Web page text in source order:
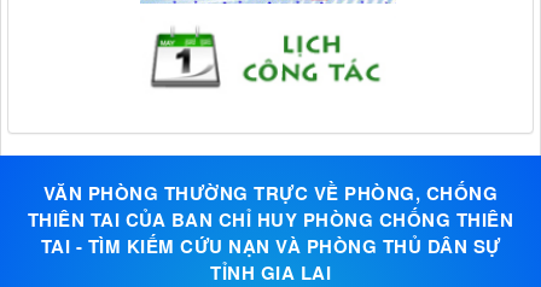
VĂN PHÒNG THƯỜNG TRỰC VỀ PHÒNG, CHỐNG
THIÊN TAI CỦA BAN CHỈ HUY PHÒNG CHỐNG THIÊN
TAI - TÌM KIẾM CỨU NẠN VÀ PHÒNG THỦ DÂN SỰ
TỈNH GIA LAI